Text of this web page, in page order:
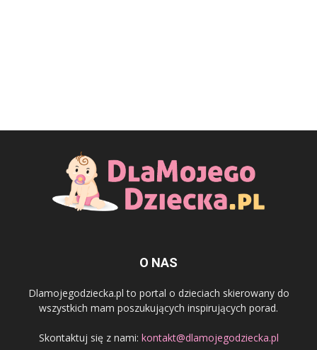
O NAS
Dlamojegodziecka.pl to portal o dzieciach skierowany do
wszystkich mam poszukujących inspirujących porad.
Skontaktuj się z nami: kontakt@dlamojegodziecka.pl